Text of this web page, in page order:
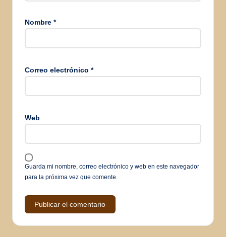
Nombre *
Correo electrónico *
Web
Guarda mi nombre, correo electrónico y web en este navegador
para la próxima vez que comente.